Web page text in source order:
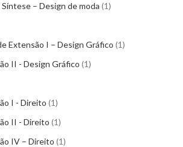
– Design de moda 1
Extensão I – Design Gráfico 1
II - Design Gráfico 1
I - Direito 1
II - Direito 1
IV – Direito 1